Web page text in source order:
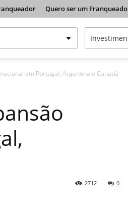
Quero ser um Franqueado
em Portugal, Argentina e Canadá
0
2712